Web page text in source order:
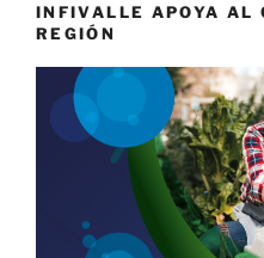
INFIVALLE APOYA AL
REGIÓN